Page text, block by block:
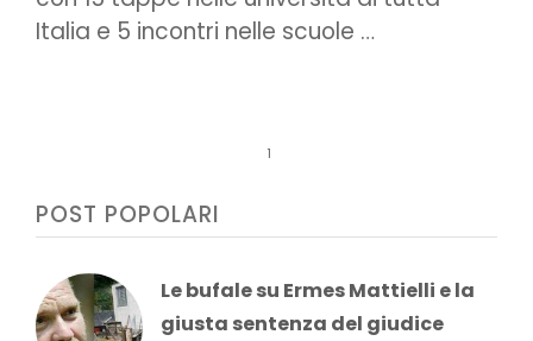
Italia e 5 incontri nelle scuole …
1
POST POPOLARI
Le bufale su Ermes Mattielli e la
giusta sentenza del giudice